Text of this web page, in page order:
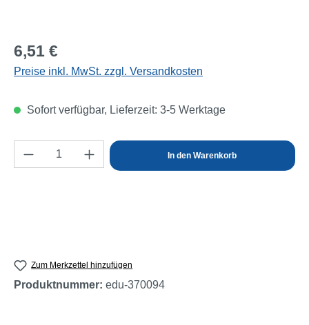
Regulärer Preis:
6,51 €
Preise inkl. MwSt. zzgl. Versandkosten
Sofort verfügbar, Lieferzeit: 3-5 Werktage
Produkt Anzahl: Gib den gewünschten
In den Warenkorb
Zum Merkzettel hinzufügen
Produktnummer: edu-370094